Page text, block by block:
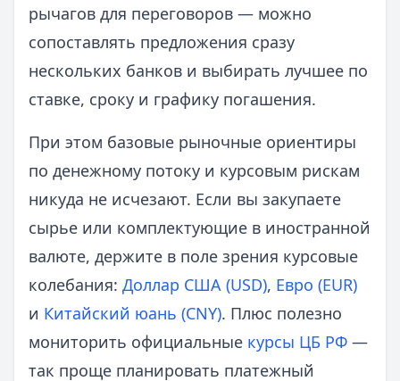
рычагов для переговоров — можно
сопоставлять предложения сразу
нескольких банков и выбирать лучшее по
ставке, сроку и графику погашения.
При этом базовые рыночные ориентиры
по денежному потоку и курсовым рискам
никуда не исчезают. Если вы закупаете
сырье или комплектующие в иностранной
валюте, держите в поле зрения курсовые
колебания: Доллар США (USD), Евро (EUR)
и Китайский юань (CNY). Плюс полезно
мониторить официальные курсы ЦБ РФ —
так проще планировать платежный